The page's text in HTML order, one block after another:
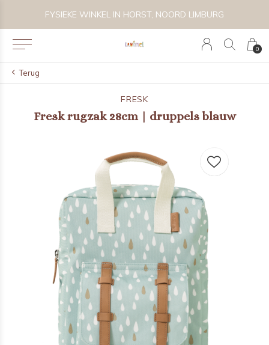
0
FYSIEKE WINKEL IN HORST, NOORD LIMBURG
Terug
FRESK
Fresk rugzak 28cm | druppels blauw